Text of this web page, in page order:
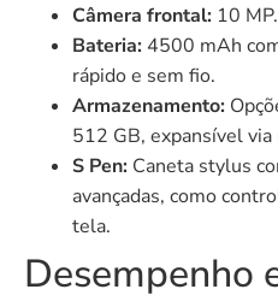
Câmera frontal: 10 MP.
Bateria: 4500 mAh
rápido e sem fio.
Armazenamento:
512 GB, expansível via
S Pen: Caneta stylus
avançadas, como
tela.
Desempenho